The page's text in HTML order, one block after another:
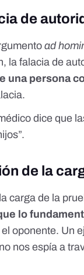
de
ad
la falacia de
una persona
.
dice que
de la
carga de la
lo
oponente. Un
nos espía a